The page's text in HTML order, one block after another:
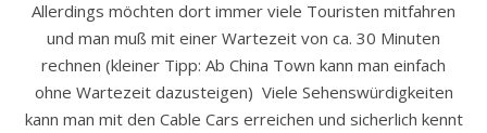
Allerdings möchten dort immer viele Touristen mitfahren
und man muß mit einer Wartezeit von ca. 30 Minuten
rechnen (kleiner Tipp: Ab China Town kann man einfach
ohne Wartezeit dazusteigen) Viele Sehenswürdigkeiten
kann man mit den Cable Cars erreichen und sicherlich kennt